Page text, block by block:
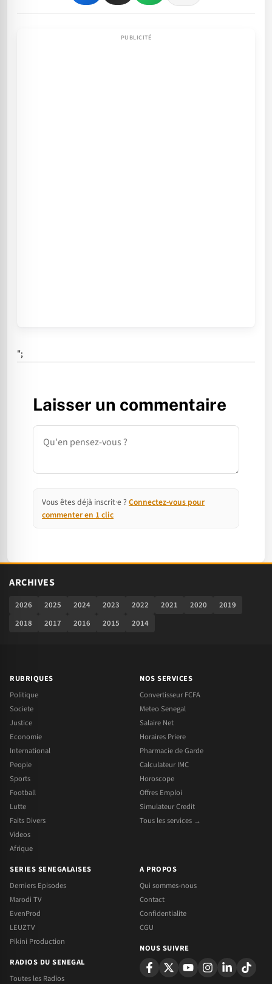
";
Laisser un commentaire
Commentaire
Vous êtes déjà inscrit·e ? Connectez-vous pour
commenter en 1 clic
ARCHIVES
2026 2025 2024 2023 2022 2021 2020
2019
2018
2017 2016 2015 2014
RUBRIQUES
Politique
Societe
Justice
Economie
International
People
Sports
Football
Lutte
Faits Divers
Videos
Afrique
NOS SERVICES
Convertisseur FCFA
Meteo Senegal
Salaire Net
Horaires Priere
Pharmacie de Garde
Calculateur IMC
Horoscope
Offres Emploi
Simulateur Credit
Tous les services →
SERIES SENEGALAISES
Derniers Episodes
Marodi TV
EvenProd
LEUZTV
Pikini Production
RADIOS DU SENEGAL
Toutes les Radios
A PROPOS
Qui sommes-nous
Contact
Confidentialite
CGU
NOUS SUIVRE